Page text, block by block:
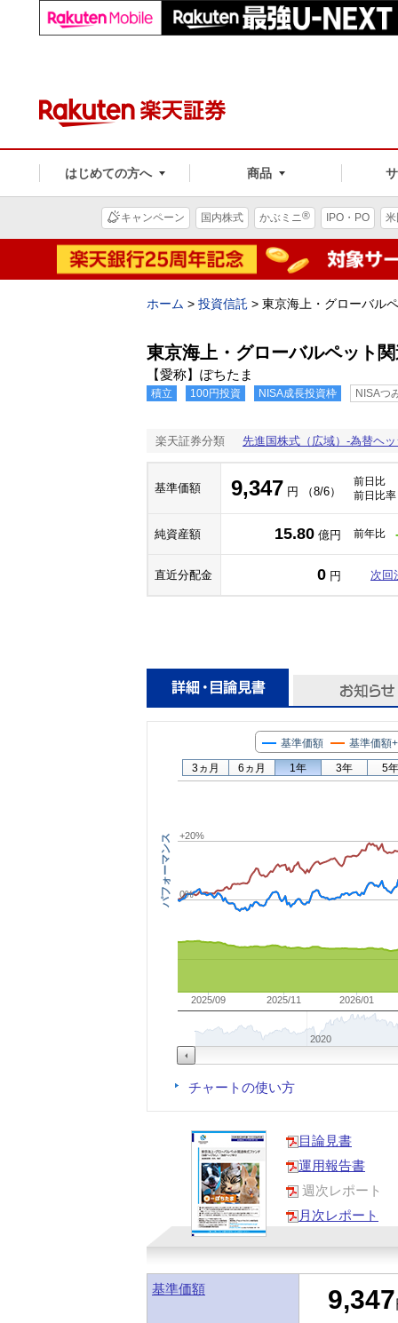
はじめての方へ 商品
キャンペーン 国内株式 かぶミニ® IPO・PO
ホーム > 投資信託 > 東京海上・グローバル
東京海上・グローバルペット
【愛称】ぽちたま
積立 100円投資 NISA成長投資枠 NISAつ
楽天証券分類 先進国株式（広域）-為替ヘ
基準価額 9,347 円 （8/6）
前日比
前日比率
純資産額 15.80 億円 前年比
直近分配金 0 円 次回
パフォーマンス
基準価額 基準価額
2025/09 2025/11 2026/01
2020
0%
+20%
3ヵ月 6ヵ月 1年 3年 5年
チャートの使い方
目論見書
運用報告書
週次レポート
月次レポート
基準価額 9,347